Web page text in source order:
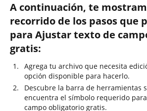
A continuación, te
recorrido de los pasos que
para Ajustar texto de
gratis:
Agrega tu archivo que necesita
opción disponible para hacerlo.
Descubre la barra de herramientas
encuentra el símbolo requerido
campo obligatorio gratis.